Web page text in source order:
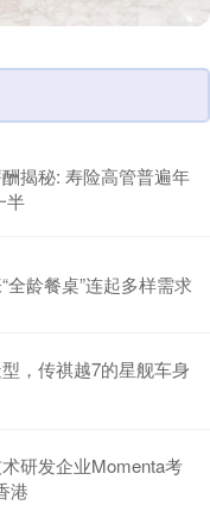
揭秘: 寿险高管普遍年
半
全龄餐桌”连起多样需求
，传祺越7的星舰车身
研发企业Momenta考
港